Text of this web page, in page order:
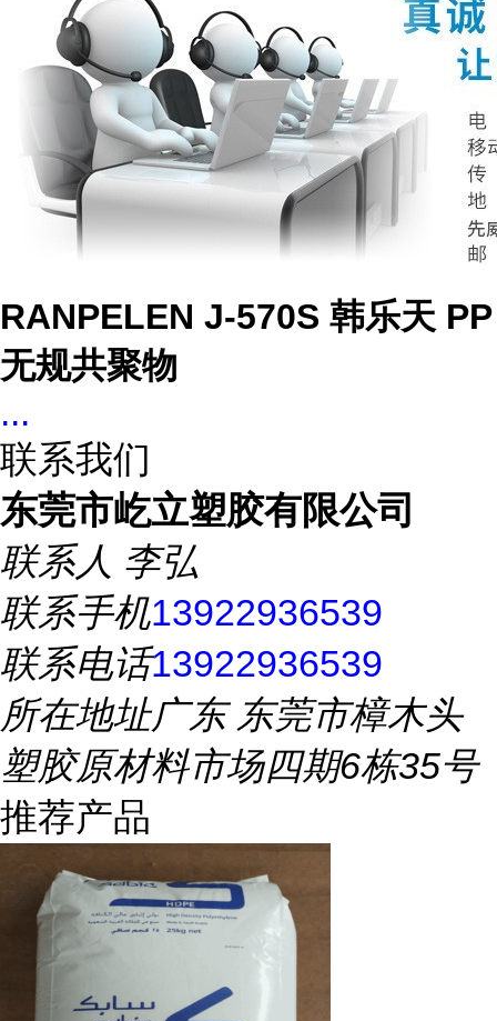
RANPELEN J-570S 韩乐天 PP
无规共聚物
...
联系我们
东莞市屹立塑胶有限公司
联系人 李弘
联系手机13922936539
联系电话13922936539
所在地址广东 东莞市樟木头
塑胶原材料市场四期6栋35号
推荐产品